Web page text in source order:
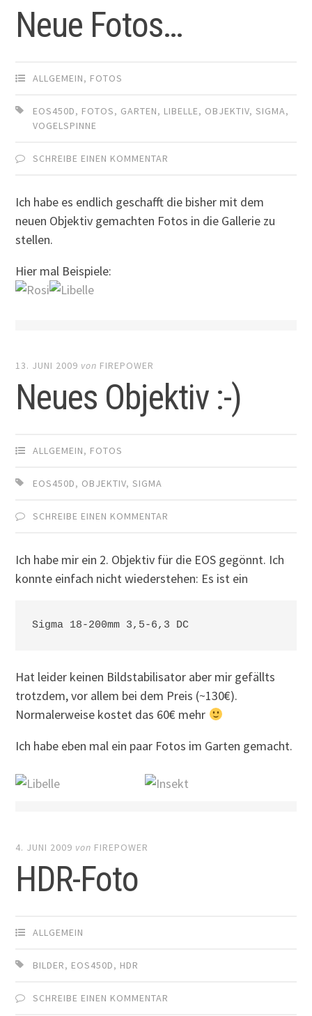
Neue Fotos…
ALLGEMEIN, FOTOS
EOS450D, FOTOS, GARTEN, LIBELLE, OBJEKTIV,SIGMA,
VOGELSPINNE
SCHREIBE EINEN KOMMENTAR
Ich habe es endlich geschafft die bisher mit dem
neuen Objektiv gemachten Fotos in die Gallerie zu
stellen.
Hier mal Beispiele:
13. JUNI 2009 von FIREPOWER
Neues Objektiv :-)
ALLGEMEIN, FOTOS
EOS450D, OBJEKTIV,SIGMA
SCHREIBE EINEN KOMMENTAR
Ich habe mir ein 2. Objektiv für die EOS gegönnt. Ich
konnte einfach nicht wiederstehen: Es ist ein
Sigma 18-200mm 3,5-6,3 DC
Hat leider keinen Bildstabilisator aber mir gefällts
trotzdem, vor allem bei dem Preis (~130€).
Normalerweise kostet das 60€ mehr
Ich habe eben mal ein paar Fotos im Garten gemacht.
4. JUNI 2009 von FIREPOWER
HDR-Foto
ALLGEMEIN
BILDER, EOS450D, HDR
SCHREIBE EINEN KOMMENTAR